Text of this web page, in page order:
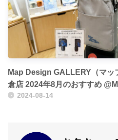
Map Design GALLERY（マッ
倉店 2024年8月のおすすめ
2024-08-14